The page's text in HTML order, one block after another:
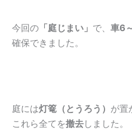
今回の 「庭じまい」 で、 車6
確保できました。
庭には灯篭（とうろう） が置
これら全てを撤去しました。